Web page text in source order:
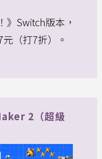
》Switch版本，
（打7折）。
2（超級